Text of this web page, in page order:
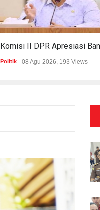
Politik 08 Agu 2026, 193 Views